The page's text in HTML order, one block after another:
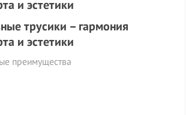
трусики – гармония
и эстетики
преимущества